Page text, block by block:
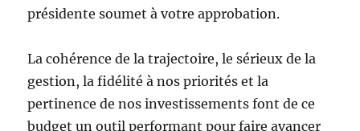
présidente soumet à votre approbation.
La cohérence de la trajectoire, le sérieux de la
gestion, la fidélité à nos priorités et la
pertinence de nos investissements font de ce
budget un outil performant pour faire avancer